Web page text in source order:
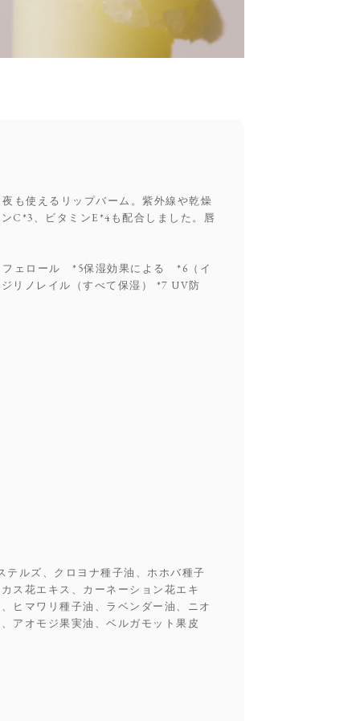
も使えるリップバーム。紫外線や乾燥
C*3、ビタミンE*4も配合しました。唇
ェロール *5保湿効果による *6（イ
リノレイル（すべて保湿） *7 UV防
ルズ、クロヨナ種子油、ホホバ種子
ス花エキス、カーネーション花エキ
ヒマワリ種子油、ラベンダー油、ニオ
アオモジ果実油、ベルガモット果皮